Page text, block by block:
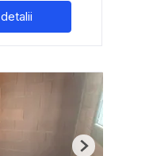
Next